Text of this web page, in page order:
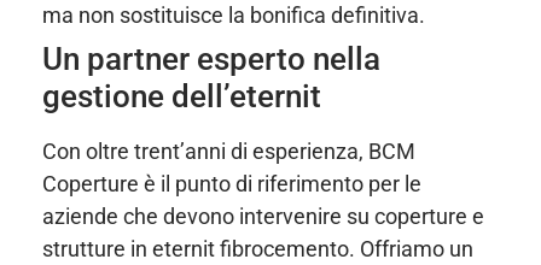
ma non sostituisce la bonifica definitiva.
Un partner esperto nella
gestione dell’eternit
Con oltre trent’anni di esperienza, BCM
Coperture è il punto di riferimento per le
aziende che devono intervenire su coperture e
strutture in eternit fibrocemento. Offriamo un